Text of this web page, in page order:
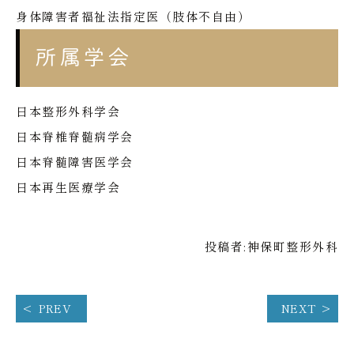
身体障害者福祉法指定医（肢体不自由）
所属学会
日本整形外科学会
日本脊椎脊髄病学会
日本脊髄障害医学会
日本再生医療学会
投稿者:神保町整形外科
PREV NEXT